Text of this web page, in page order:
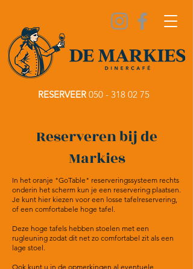
RESERVEER 050 - 318 02 75
Reserveren bij de
Markies
In het oranje "GoTable" reserveringssysteem rechts
onderin het scherm kun je een reservering plaatsen.
Je kunt hier kiezen voor een losse tafelreservering,
of een comfortabele hoge tafel.
Deze hoge tafels hebben stoelen met een
rugleuning zodat dit net zo comfortabel zit als een
lage stoel.
Ook kunt u in de opmerkingen al eventuele